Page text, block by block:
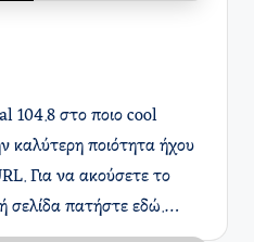
104.8 στο ποιο cool
καλύτερη ποιότητα ήχου
Για να ακούσετε το
σελίδα πατήστε εδώ.…